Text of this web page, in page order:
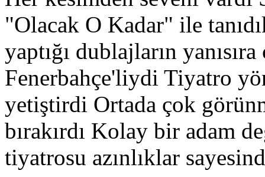
"Olacak O Kadar" ile
yaptığı dublajların
Fenerbahçe'liydi Tiyatro
yetiştirdi Ortada çok
bırakırdı Kolay bir adam
tiyatrosu azınlıklar